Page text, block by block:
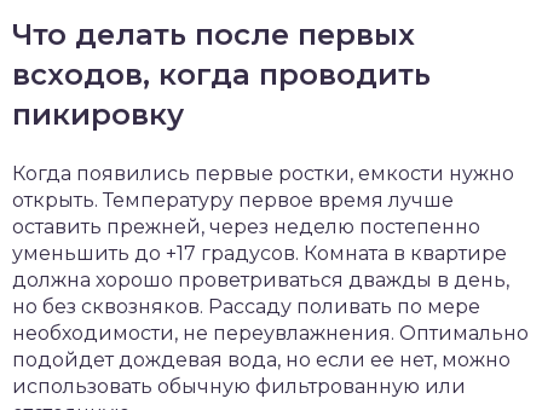
Что делать после первых
всходов, когда проводить
пикировку
Когда появились первые ростки, емкости нужно
открыть. Температуру первое время лучше
оставить прежней, через неделю постепенно
уменьшить до +17 градусов. Комната в квартире
должна хорошо проветриваться дважды в день,
но без сквозняков. Рассаду поливать по мере
необходимости, не переувлажнения. Оптимально
подойдет дождевая вода, но если ее нет, можно
использовать обычную фильтрованную или